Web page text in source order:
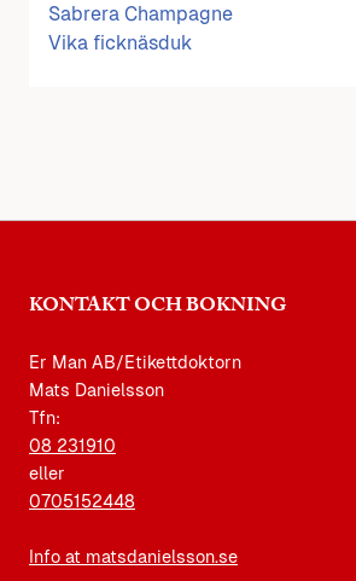
Sabrera Champagne
Vika ficknäsduk
KONTAKT OCH BOKNING
Er Man AB/Etikettdoktorn
Mats Danielsson
Tfn:
08 231910
eller
0705152448
Info at matsdanielsson.se